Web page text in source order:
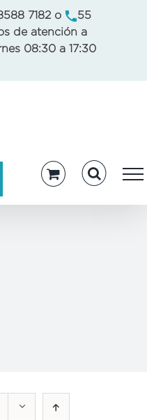
7182o
55
de atención a
08:30 a 17:30